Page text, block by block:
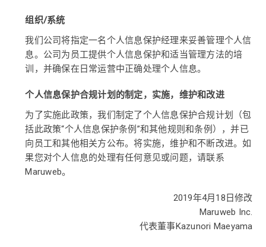
组织/系统
我们公司将指定一名个人信息保护经理来妥善管理个人信
息。公司为员工提供个人信息保护和适当管理方法的培
训，并确保在日常运营中正确处理个人信息。
个人信息保护合规计划的制定，实施，维护和改进
为了实施此政策，我们制定了个人信息保护合规计划（包
括此政策“个人信息保护条例”和其他规则和条例），并已
向员工和其他相关方公布。将实施，维护和不断改进。如
果您对个人信息的处理有任何意见或问题，请联系
Maruweb。
2019年4月18日修改
Maruweb Inc.
代表董事Kazunori Maeyama